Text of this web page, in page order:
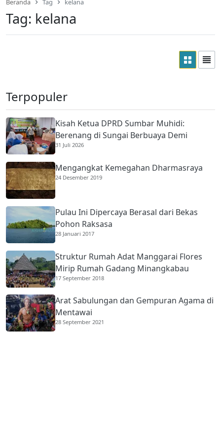
Beranda Tag kelana
Tag: kelana
Terpopuler
Kisah Ketua DPRD Sumbar Muhidi:
Berenang di Sungai Berbuaya Demi
Membantu Ekonomi Orang Tua
31 Juli 2026
Mengangkat Kemegahan Dharmasraya
24 Desember 2019
Pulau Ini Dipercaya Berasal dari Bekas
Pohon Raksasa
28 Januari 2017
Struktur Rumah Adat Manggarai Flores
Mirip Rumah Gadang Minangkabau
17 September 2018
Arat Sabulungan dan Gempuran Agama di
Mentawai
28 September 2021